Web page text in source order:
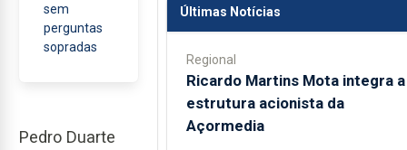
sem
perguntas
sopradas
Pedro Duarte
Últimas Notícias
Regional
Ricardo Martins Mota integra a
estrutura acionista da
Açormedia